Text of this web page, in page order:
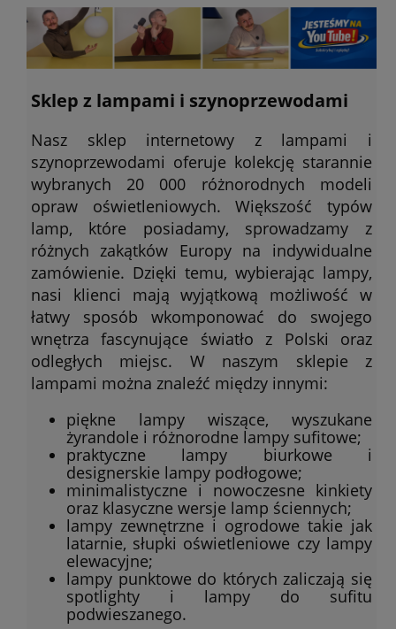
Sklep z lampami i szynoprzewodami
Nasz sklep internetowy z lampami i
szynoprzewodami oferuje kolekcję starannie
wybranych 20 000 różnorodnych modeli
opraw oświetleniowych. Większość typów
lamp, które posiadamy, sprowadzamy z
różnych zakątków Europy na indywidualne
zamówienie. Dzięki temu, wybierając lampy,
nasi klienci mają wyjątkową możliwość w
łatwy sposób wkomponować do swojego
wnętrza fascynujące światło z Polski oraz
odległych miejsc. W naszym sklepie z
lampami można znaleźć między innymi:
piękne lampy wiszące, wyszukane
żyrandole i różnorodne lampy sufitowe;
praktyczne lampy biurkowe i
designerskie lampy podłogowe;
minimalistyczne i nowoczesne kinkiety
oraz klasyczne wersje lamp ściennych;
lampy zewnętrzne i ogrodowe takie jak
latarnie, słupki oświetleniowe czy lampy
elewacyjne;
lampy punktowe do których zaliczają się
spotlighty i lampy do sufitu
podwieszanego.